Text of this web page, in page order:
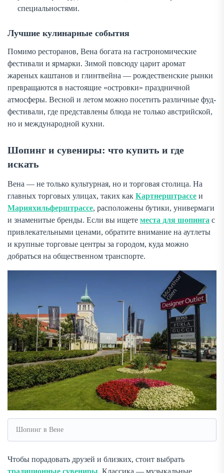
специальностями.
Лучшие кулинарные события
Помимо ресторанов, Вена богата на гастрономические
фестивали и ярмарки. Зимой повсюду царит аромат
жареных каштанов и глинтвейна — рождественские рынки
превращаются в настоящие «островки» праздничной
атмосферы. Весной и летом можно посетить различные фуд-
фестивали, где представлены блюда не только австрийской,
но и международной кухни.
Шопинг и сувениры: что купить и где
искать
Вена — не только культурная, но и торговая столица. На
главных торговых улицах, таких как Картнерштрассе и
Марияхильферштрассе, расположены бутики, универмаги
и знаменитые бренды. Если вы ищете места для шопинга с
привлекательными ценами, обратите внимание на аутлеты
и крупные торговые центры за городом, куда можно
добраться на общественном транспорте.
Шопинг в Вене
Чтобы порадовать друзей и близких, стоит выбрать
традиционные сувениры . Классика — музыкальные